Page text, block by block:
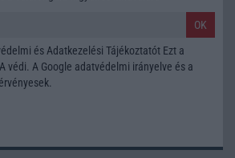
OK
és Adatkezelési Tájékoztatót Ezt a
védi. A Google adatvédelmi irányelve és a
érvényesek.